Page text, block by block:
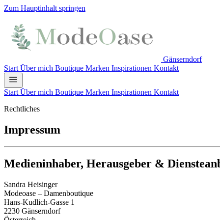
Zum Hauptinhalt springen
Gänserndorf
Start Über mich Boutique Marken Inspirationen Kontakt
Start Über mich Boutique Marken Inspirationen Kontakt
Rechtliches
Impressum
Medieninhaber, Herausgeber &
Sandra Heisinger
Modeoase – Damenboutique
Hans-Kudlich-Gasse 1
2230 Gänserndorf